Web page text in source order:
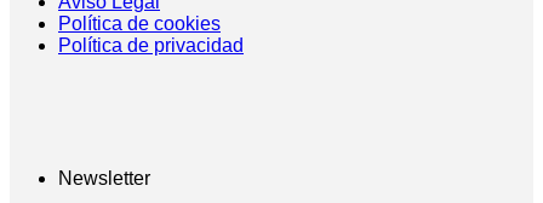
Política de cookies
Política de privacidad
Newsletter